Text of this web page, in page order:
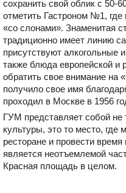
сохранить свой облик с 50-
отметить Гастроном №1,
«со слонами». Знаменитая
традиционно имеет линию
присутствуют алкогольные
также блюда европейской и
обратить свое внимание на
получило свое имя
проходил в Москве в 1956
ГУМ представляет собой не
культуры, это то место, где
ресторане и провести
является неотъемлемой
Красная площадь в целом.